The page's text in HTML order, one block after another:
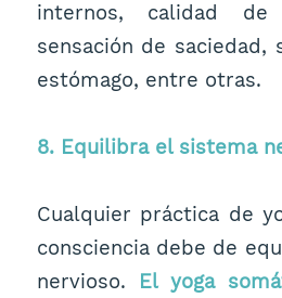
internos, calidad de
sensación de saciedad,
estómago, entre otras.
8. Equilibra el sistema
Cualquier práctica de
consciencia debe de
nervioso.
El yoga